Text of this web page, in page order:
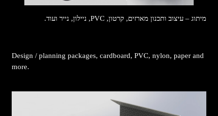
מיתוג – עיצוב ותכנון מארזים, קרטון, PVC, ניילון, נייר ועוד.
Design / planning packages, cardboard, PVC, nylon, paper and
more.